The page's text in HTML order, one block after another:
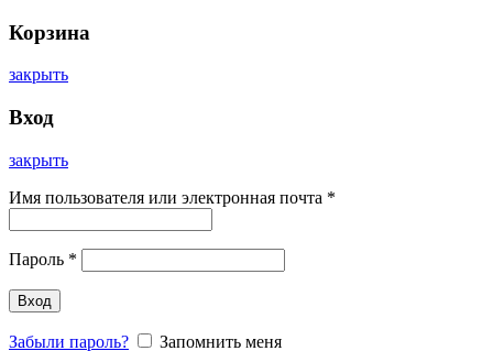
Корзина
закрыть
Вход
закрыть
Имя пользователя или электронная почта *
Пароль *
Вход
Забыли пароль? Запомнить меня